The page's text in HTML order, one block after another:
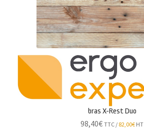
bras X-Rest Duo
98,40€ TTC / 82,00€ HT